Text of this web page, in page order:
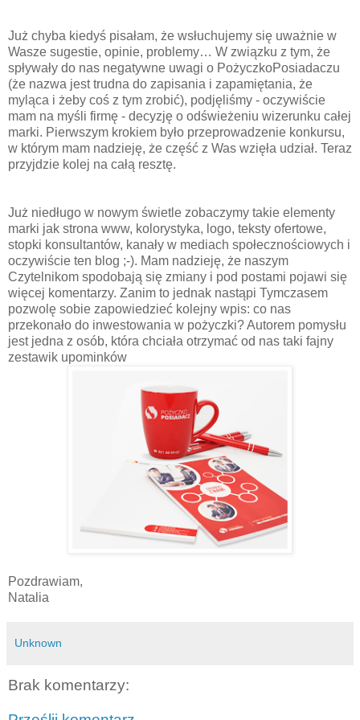
Już chyba kiedyś pisałam, że wsłuchujemy się uważnie w
Wasze sugestie, opinie, problemy… W związku z tym, że
spływały do nas negatywne uwagi o PożyczkoPosiadaczu
(że nazwa jest trudna do zapisania i zapamiętania, że
myląca i żeby coś z tym zrobić), podjęliśmy - oczywiście
mam na myśli firmę - decyzję o odświeżeniu wizerunku całej
marki. Pierwszym krokiem było przeprowadzenie konkursu,
w którym mam nadzieję, że część z Was wzięła udział. Teraz
przyjdzie kolej na całą resztę.
Już niedługo w nowym świetle zobaczymy takie elementy
marki jak strona www, kolorystyka, logo, teksty ofertowe,
stopki konsultantów, kanały w mediach społecznościowych i
oczywiście ten blog ;-). Mam nadzieję, że naszym
Czytelnikom spodobają się zmiany i pod postami pojawi się
więcej komentarzy. Zanim to jednak nastąpi Tymczasem
pozwolę sobie zapowiedzieć kolejny wpis: co nas
przekonało do inwestowania w pożyczki? Autorem pomysłu
jest jedna z osób, która chciała otrzymać od nas taki fajny
zestawik upominków
Pozdrawiam,
Natalia
Unknown
Brak komentarzy: